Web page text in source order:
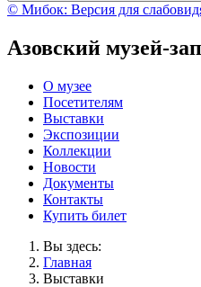
© Мибок: Версия для
Азовский музей-
О музее
Посетителям
Выставки
Экспозиции
Коллекции
Новости
Документы
Контакты
Купить билет
Вы здесь:
Главная
Выставки